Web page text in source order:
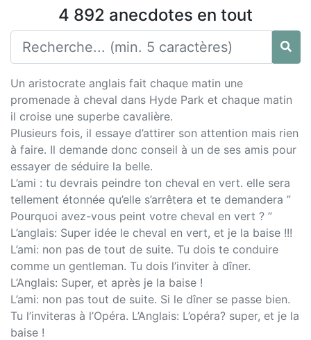
4 892 anecdotes en tout
Un aristocrate anglais fait chaque matin une
promenade à cheval dans Hyde Park et chaque matin
il croise une superbe cavalière.
Plusieurs fois, il essaye d’attirer son attention mais rien
à faire. Il demande donc conseil à un de ses amis pour
essayer de séduire la belle.
L’ami : tu devrais peindre ton cheval en vert. elle sera
tellement étonnée qu’elle s’arrêtera et te demandera ”
Pourquoi avez-vous peint votre cheval en vert ? ”
L’anglais: Super idée le cheval en vert, et je la baise !!!
L’ami: non pas de tout de suite. Tu dois te conduire
comme un gentleman. Tu dois l’inviter à dîner.
L’Anglais: Super, et après je la baise !
L’ami: non pas tout de suite. Si le dîner se passe bien.
Tu l’inviteras à l’Opéra. L’Anglais: L’opéra? super, et je la
baise !